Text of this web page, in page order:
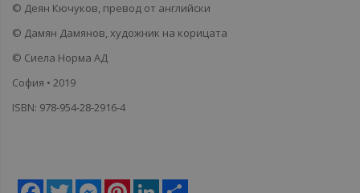
© Деян Кючуков, превод от английски
© Дамян Дамянов, художник на корицата
© Сиела Норма АД
София • 2019
ISBN: 978-954-28-2916-4
Facebook
Twitter MessengerPinterestLinkedIn